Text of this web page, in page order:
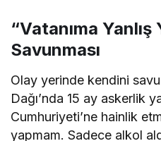
“Vatanıma Yanlış
Savunması
Olay yerinde kendini
Dağı’nda 15 ay askerlik
Cumhuriyeti’ne hainlik
yapmam. Sadece alkol